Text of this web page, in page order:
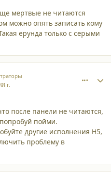
мертвые не читаются
можно опять записать кому
ерунда только с серыми
8 г.
после панели не читаются,
пойми.
другие исполнения H5,
проблему в